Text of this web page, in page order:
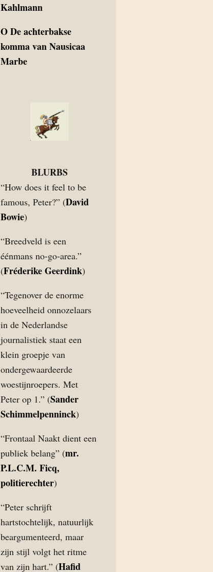
Kahlmann
ODe achterbakse
komma van Nausicaa
Marbe
BLURBS
“How does it feel to be
famous, Peter?” (David
Bowie)
“Breedveld is een
éénmans no-go-area.”
(Fréderike Geerdink)
“Tegenover de enorme
hoeveelheid onnozelaars
in de Nederlandse
journalistiek staat een
klein groepje van
ondergewaardeerde
woestijnroepers. Met
Peter op 1.” (Sander
Schimmelpenninck)
“Frontaal Naakt dient een
publiek belang” (mr.
P.L.C.M. Ficq,
politierechter)
“Peter schrijft
hartstochtelijk, natuurlijk
beargumenteerd, maar
zijn stijl volgt het ritme
van zijn hart.” (Hafid